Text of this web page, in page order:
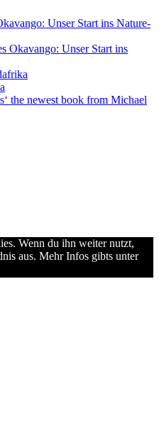
Unser Start ins Nature-
Okavango: Unser Start ins
the newest book from Michael
Wenn du ihn weiter nutzt,
aus. Mehr Infos gibts unter